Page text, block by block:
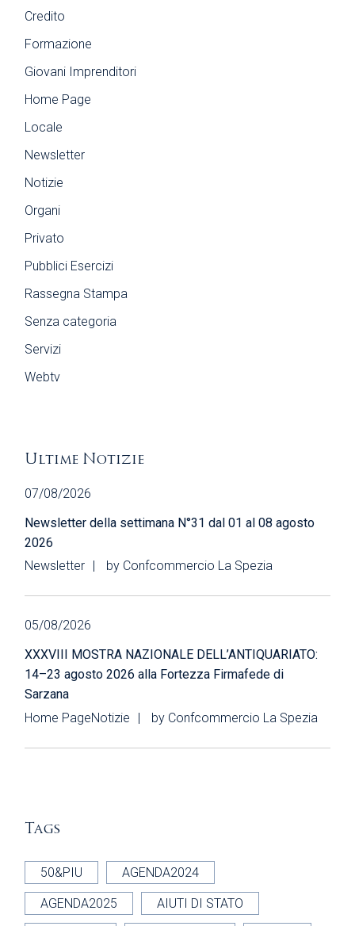
Credito
Formazione
Giovani Imprenditori
Home Page
Locale
Newsletter
Notizie
Organi
Privato
Pubblici Esercizi
Rassegna Stampa
Senza categoria
Servizi
Webtv
Ultime Notizie
07/08/2026
Newsletter della settimana N°31 dal 01 al 08 agosto
2026
Newsletter
by Confcommercio La Spezia
05/08/2026
XXXVIII MOSTRA NAZIONALE DELL’ANTIQUARIATO:
14–23 agosto 2026 alla Fortezza Firmafede di
Sarzana
Home PageNotizie by Confcommercio La Spezia
Tags
50&PIU AGENDA2024
AGENDA2025 AIUTI DI STATO